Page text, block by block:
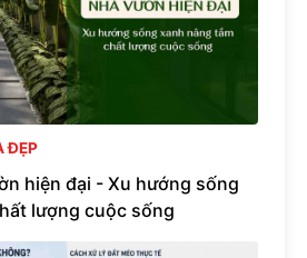
ĐẸP
hiện đại - Xu hướng sống
lượng cuộc sống